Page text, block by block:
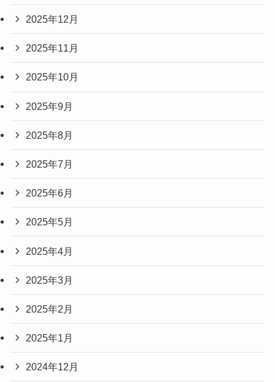
2025年12月
2025年11月
2025年10月
2025年9月
2025年8月
2025年7月
2025年6月
2025年5月
2025年4月
2025年3月
2025年2月
2025年1月
2024年12月